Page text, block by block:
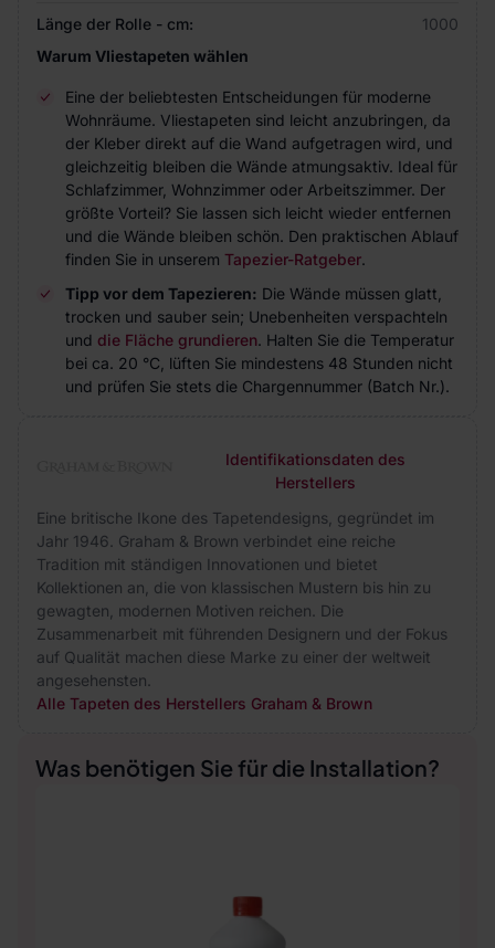
Länge der Rolle - cm:
1000
Warum Vliestapeten wählen
Eine der beliebtesten Entscheidungen für moderne
Wohnräume. Vliestapeten sind leicht anzubringen, da
der Kleber direkt auf die Wand aufgetragen wird, und
gleichzeitig bleiben die Wände atmungsaktiv. Ideal für
Schlafzimmer, Wohnzimmer oder Arbeitszimmer. Der
größte Vorteil? Sie lassen sich leicht wieder entfernen
und die Wände bleiben schön. Den praktischen Ablauf
finden Sie in unserem Tapezier-Ratgeber.
Tipp vor dem Tapezieren: Die Wände müssen glatt,
trocken und sauber sein; Unebenheiten verspachteln
und die Fläche grundieren. Halten Sie die Temperatur
bei ca. 20 °C, lüften Sie mindestens 48 Stunden nicht
und prüfen Sie stets die Chargennummer (Batch Nr.).
Identifikationsdaten des
Herstellers
Eine britische Ikone des Tapetendesigns, gegründet im
Jahr 1946. Graham & Brown verbindet eine reiche
Tradition mit ständigen Innovationen und bietet
Kollektionen an, die von klassischen Mustern bis hin zu
gewagten, modernen Motiven reichen. Die
Zusammenarbeit mit führenden Designern und der Fokus
auf Qualität machen diese Marke zu einer der weltweit
angesehensten.
Alle Tapeten des Herstellers Graham & Brown
Was benötigen Sie für die Installation?